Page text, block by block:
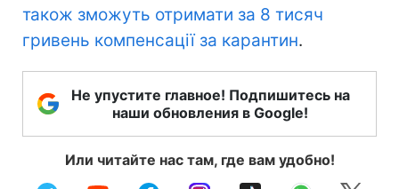
також зможуть отримати за 8 тисяч
гривень компенсації за карантин.
Не упустите главное! Подпишитесь на
наши обновления в Google!
Или читайте нас там, где вам удобно!